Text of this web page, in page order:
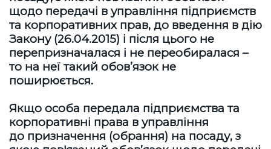
щодо передачі в управління підприємств
та корпоративних прав, до введення в дію
Закону (26.04.2015) і після цього не
перепризначалася і не переобиралася –
то на неї такий обов’язок не
поширюється.
Якщо особа передала підприємства та
корпоративні права в управління
до призначення (обрання) на посаду, з